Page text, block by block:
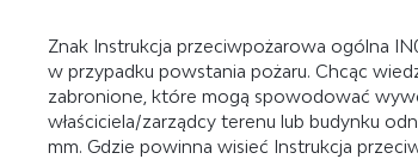
Znak Instrukcja przeciwpożarowa ogólna
w przypadku powstania pożaru. Chcąc
zabronione, które mogą spowodować
właściciela/zarządcy terenu lub budynku
mm. Gdzie powinna wisieć Instrukcja